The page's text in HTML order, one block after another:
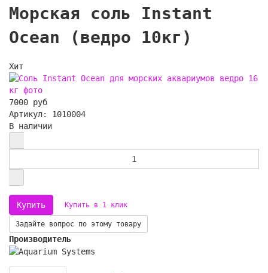
Морская соль Instant
Ocean (ведро 10кг)
Хит
7000 руб
Артикул: 1010004
В наличии
Купить в 1 клик
Задайте вопрос по этому товару
Производитель